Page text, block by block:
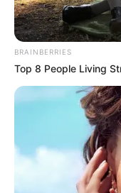
BRAINBERRIES
Top 8 People Living